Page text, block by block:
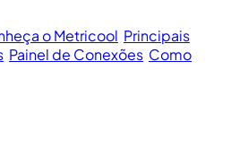
o Metricool Principais
Painel de Conexões Como